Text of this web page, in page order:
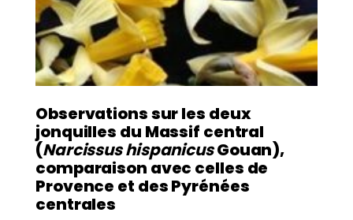
Observations sur les deux
jonquilles du Massif central
(Narcissus hispanicusGouan),
comparaison avec celles de
Provence et des Pyrénées
centrales